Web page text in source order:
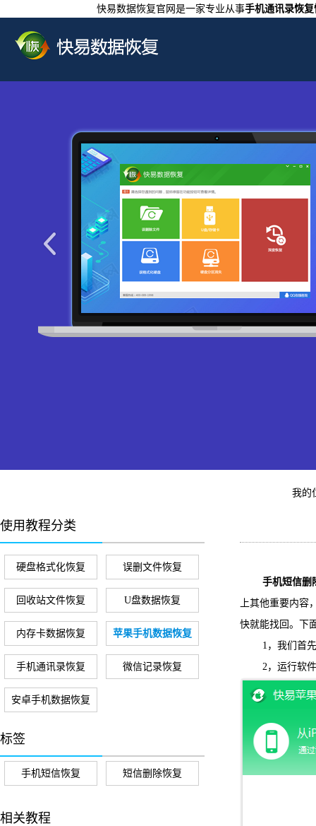
快易数据恢复官网是一家专业从事手机通讯录恢
我的
使用教程分类
硬盘格式化恢复 误删文件恢复
回收站文件恢复 U盘数据恢复
内存卡数据恢复 苹果手机数据恢复
手机通讯录恢复 微信记录恢复
安卓手机数据恢复
标签
手机短信恢复 短信删除恢复
相关教程
手机短信删
上其他重要内容
快就能找回。下
1，我们首先到
2，运行软件，